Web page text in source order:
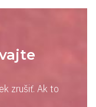
zrušiť. Ak to